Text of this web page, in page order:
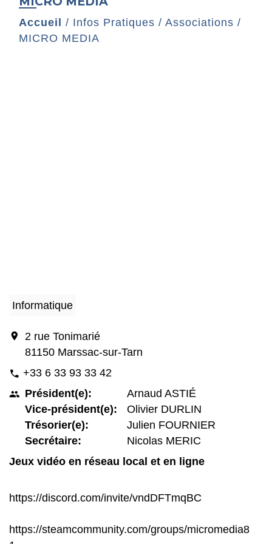
Accueil / Infos Pratiques / Associations /
MICRO MEDIA
Informatique
location_on
2 rue Tonimarié
81150 Marssac-sur-Tarn
phone +33 6 33 93 33 42
people Président(e):
Vice-président(e):
Trésorier(e):
Secrétaire:
Arnaud ASTIÉ
Olivier DURLIN
Julien FOURNIER
Nicolas MERIC
Jeux vidéo en réseau local et en ligne
https://discord.com/invite/vndDFTmqBC
https://steamcommunity.com/groups/micromedia8